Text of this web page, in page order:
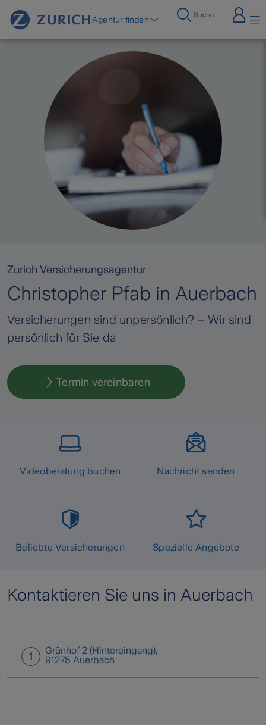
Agentur finden Suche
Zurich Versicherungsagentur
Christopher Pfab in Auerbach
Versicherungen sind unpersönlich? – Wir sind
persönlich für Sie da
Termin vereinbaren
Videoberatung buchen Nachricht senden
Beliebte Versicherungen Spezielle Angebote
Kontaktieren Sie uns in Auerbach
1
Grünhof 2 (Hintereingang),
91275 Auerbach